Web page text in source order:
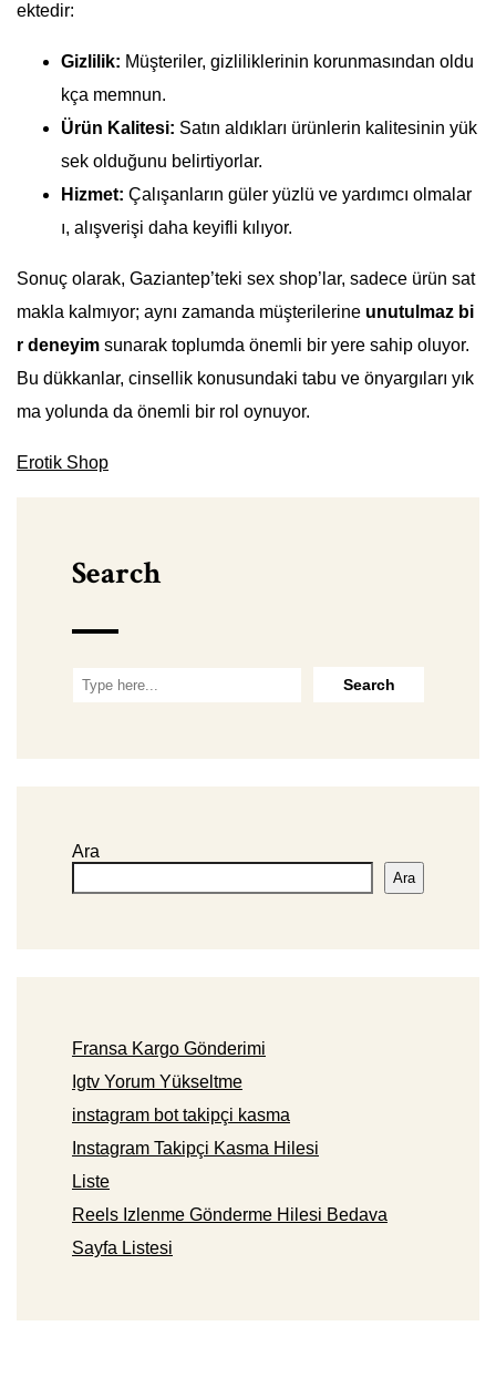
ektedir:
Gizlilik: Müşteriler, gizliliklerinin korunmasından oldu
kça memnun.
Ürün Kalitesi: Satın aldıkları ürünlerin kalitesinin yük
sek olduğunu belirtiyorlar.
Hizmet: Çalışanların güler yüzlü ve yardımcı olmalar
ı, alışverişi daha keyifli kılıyor.
Sonuç olarak, Gaziantep’teki sex shop’lar, sadece ürün sat
makla kalmıyor; aynı zamanda müşterilerine unutulmaz bi
r deneyim sunarak toplumda önemli bir yere sahip oluyor.
Bu dükkanlar, cinsellik konusundaki tabu ve önyargıları yık
ma yolunda da önemli bir rol oynuyor.
Erotik Shop
Search
Ara
Ara
Fransa Kargo Gönderimi
Igtv Yorum Yükseltme
instagram bot takipçi kasma
Instagram Takipçi Kasma Hilesi
Liste
Reels Izlenme Gönderme Hilesi Bedava
Sayfa Listesi